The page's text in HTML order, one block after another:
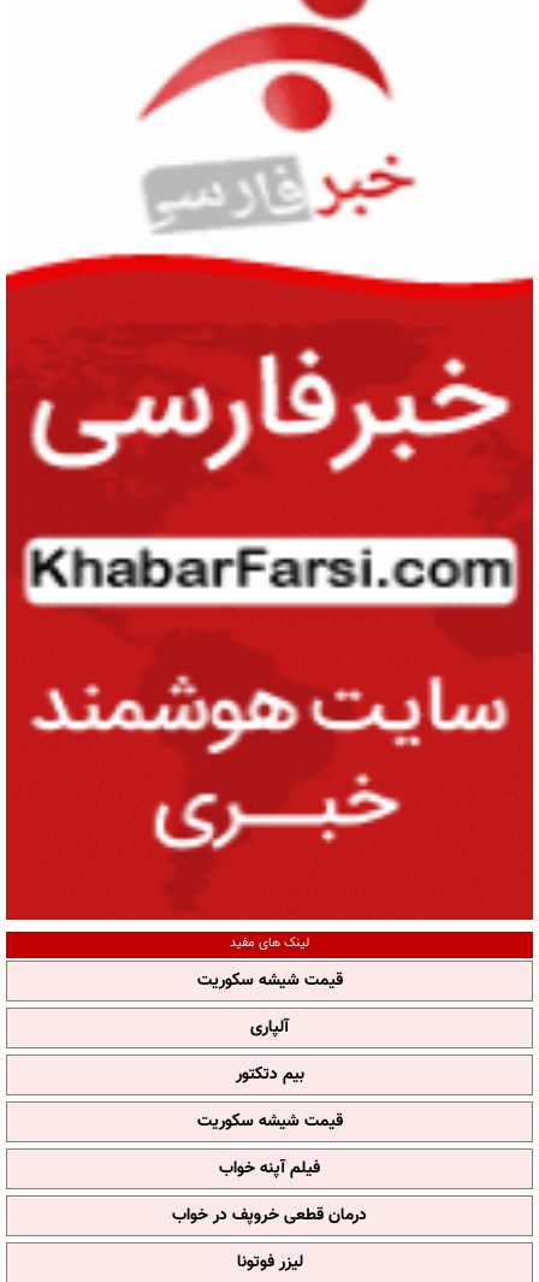
لینک های مفید
قیمت شیشه سکوریت
آلپاری
بیم دتکتور
قیمت شیشه سکوریت
فیلم آپنه خواب
درمان قطعی خروپف در خواب
لیزر فوتونا